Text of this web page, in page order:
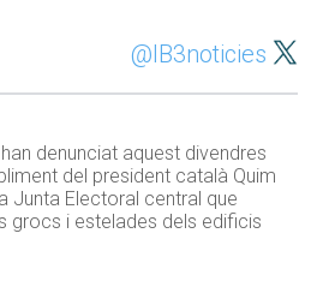
@IB3noticies
denunciat aquest divendres
del president català Quim
Junta Electoral central que
grocs i estelades dels edificis